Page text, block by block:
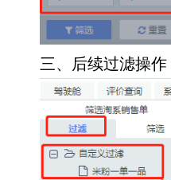
三、后续过滤操